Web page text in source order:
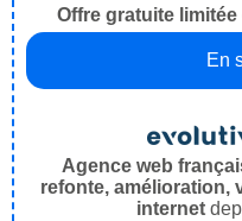
Offre gratuite
En
Agence web
refonte, amélioration,
internet